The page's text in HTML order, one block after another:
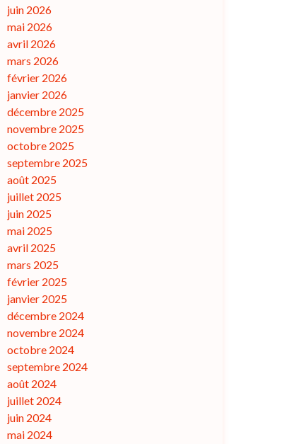
juin 2026
mai 2026
avril 2026
mars 2026
février 2026
janvier 2026
décembre 2025
novembre 2025
octobre 2025
septembre 2025
août 2025
juillet 2025
juin 2025
mai 2025
avril 2025
mars 2025
février 2025
janvier 2025
décembre 2024
novembre 2024
octobre 2024
septembre 2024
août 2024
juillet 2024
juin 2024
mai 2024